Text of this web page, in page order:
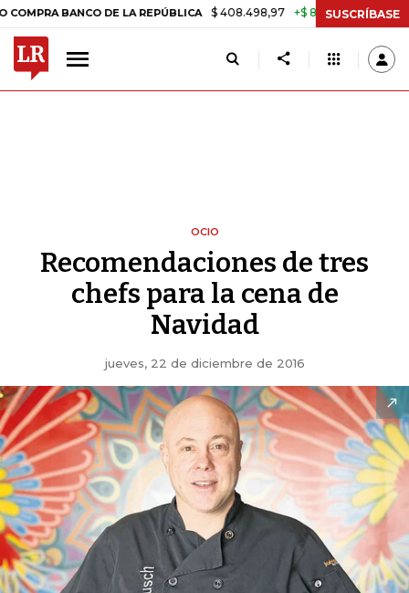
DE LA REPÚBLICA $ 408.498,97 +$ 8.753,81 +2,19% TASA
SUSCRÍBASE
OCIO
Recomendaciones de tres
chefs para la cena de
Navidad
jueves, 22 de diciembre de 2016